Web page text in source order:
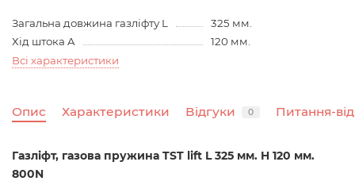
Загальна довжина газліфту L
325 мм.
Хід штока A
120 мм.
Всі характеристики
Опис Характеристики Відгуки 0 Питання-
Газліфт, газова пружина TST lift L 325 мм. H 120 мм.
800N